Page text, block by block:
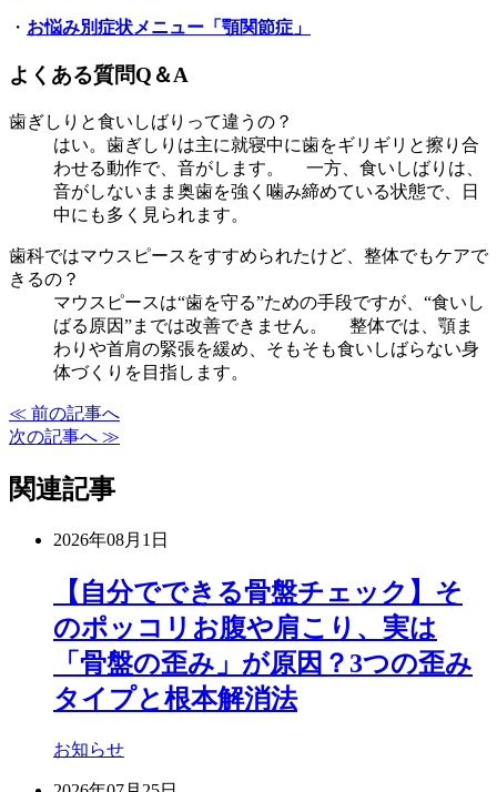
・ お悩み別症状メニュー「顎関節症」
よくある質問Q＆A
歯ぎしりと食いしばりって違うの？
はい。歯ぎしりは主に就寝中に歯をギリギリと擦り合
わせる動作で、音がします。 一方、食いしばりは、
音がしないまま奥歯を強く噛み締めている状態で、日
中にも多く見られます。
歯科ではマウスピースをすすめられたけど、整体でもケアで
きるの？
マウスピースは“歯を守る”ための手段ですが、“食いし
ばる原因”までは改善できません。 整体では、顎ま
わりや首肩の緊張を緩め、そもそも食いしばらない身
体づくりを目指します。
≪ 前の記事へ
次の記事へ ≫
関連記事
2026年08月1日
【自分でできる骨盤チェック】そ
のポッコリお腹や肩こり、実は
「骨盤の歪み」が原因？3つの歪み
タイプと根本解消法
お知らせ